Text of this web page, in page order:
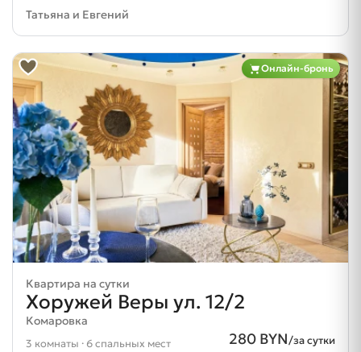
Татьяна и Евгений
Онлайн-бронь
Квартира на сутки
Хоружей Веры ул. 12/2
Комаровка
280 BYN/за сутки
3 комнаты · 6 спальных мест